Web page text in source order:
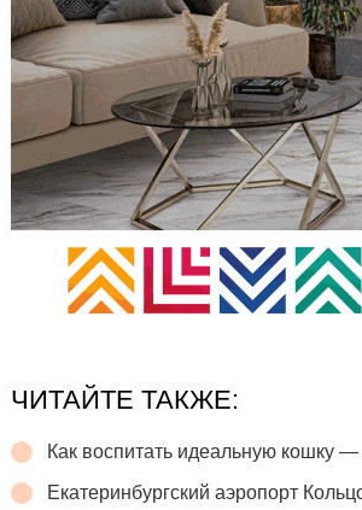
ЧИТАЙТЕ ТАКЖЕ:
Как воспитать идеальную кошку
Екатеринбургский аэропорт